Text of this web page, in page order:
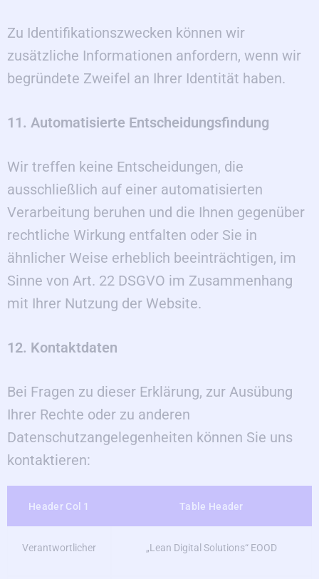
Zu Identifikationszwecken können wir
zusätzliche Informationen anfordern, wenn wir
begründete Zweifel an Ihrer Identität haben.
11. Automatisierte Entscheidungsfindung
Wir treffen keine Entscheidungen, die
ausschließlich auf einer automatisierten
Verarbeitung beruhen und die Ihnen gegenüber
rechtliche Wirkung entfalten oder Sie in
ähnlicher Weise erheblich beeinträchtigen, im
Sinne von Art. 22 DSGVO im Zusammenhang
mit Ihrer Nutzung der Website.
12. Kontaktdaten
Bei Fragen zu dieser Erklärung, zur Ausübung
Ihrer Rechte oder zu anderen
Datenschutzangelegenheiten können Sie uns
kontaktieren:
Header Col 1 Table Header
Verantwortlicher „Lean Digital Solutions“ EOOD